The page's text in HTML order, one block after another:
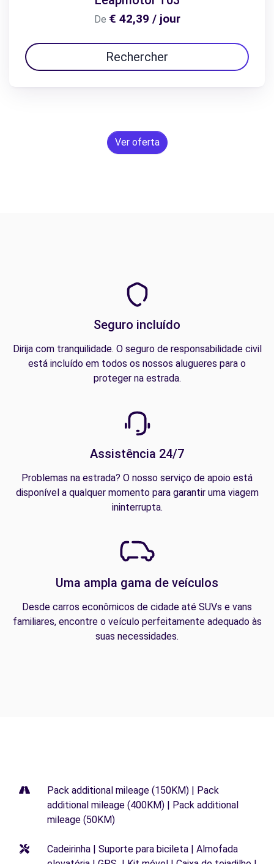
De € 42,39 / jour
Rechercher
Ver oferta
Seguro incluído
Dirija com tranquilidade. O seguro de responsabilidade civil
está incluído em todos os nossos alugueres para o
proteger na estrada.
Assistência 24/7
Problemas na estrada? O nosso serviço de apoio está
disponível a qualquer momento para garantir uma viagem
ininterrupta.
Uma ampla gama de veículos
Desde carros econômicos de cidade até SUVs e vans
familiares, encontre o veículo perfeitamente adequado às
suas necessidades.
Pack additional mileage (150KM) | Pack
additional mileage (400KM) | Pack additional
mileage (50KM)
Cadeirinha | Suporte para bicileta | Almofada